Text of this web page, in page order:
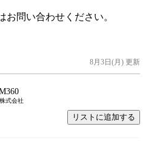
問い合わせください。
8月3日(月) 更新
式会社
リストに追加する